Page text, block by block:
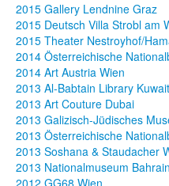
2015 Gallery Lendnine Graz
2015 Deutsch Villa Strobl am
2015 Theater Nestroyhof/
2014 Österreichische
2014 Art Austria Wien
2013 Al-Babtain Library Kuwait
2013 Art Couture Dubai
2013 Galizisch-Jüdisches
2013 Österreichische
2013 Soshana & Staudacher
2013 Nationalmuseum